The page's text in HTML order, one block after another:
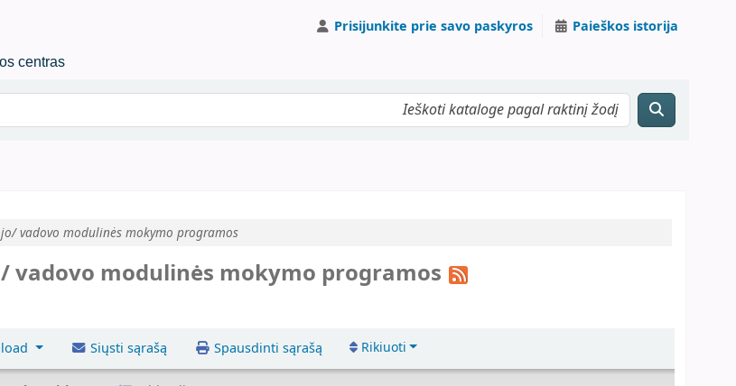
Prisijunkite prie savo paskyros Paieškos istorija
centras
vadovo modulinės mokymo programos
vadovo modulinės mokymo programos
Siųsti sąrašą Spausdinti sąrašą Rikiuoti